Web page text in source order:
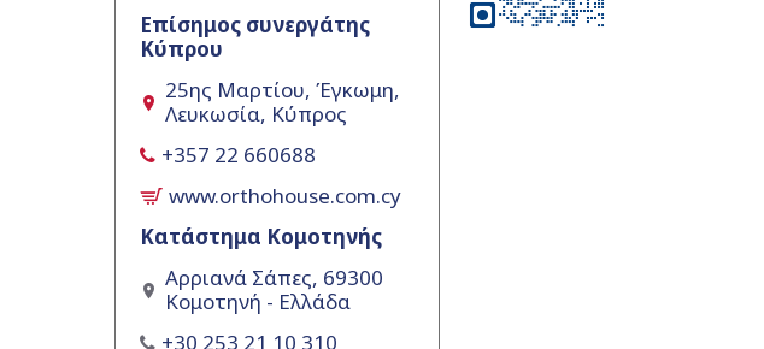
Επίσημος συνεργάτης
Κύπρου
25ης Μαρτίου, Έγκωμη,
Λευκωσία, Κύπρος
+357 22 660688
www.orthohouse.com.cy
Κατάστημα Κομοτηνής
Αρριανά Σάπες, 69300
Κομοτηνή - Ελλάδα
+30 253 21 10 310